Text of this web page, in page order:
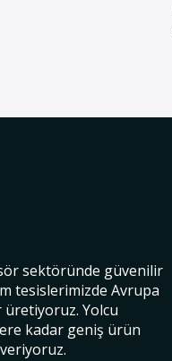
sektöründe güvenilir
tesislerimizde Avrupa
Yolcu
kadar geniş ürün